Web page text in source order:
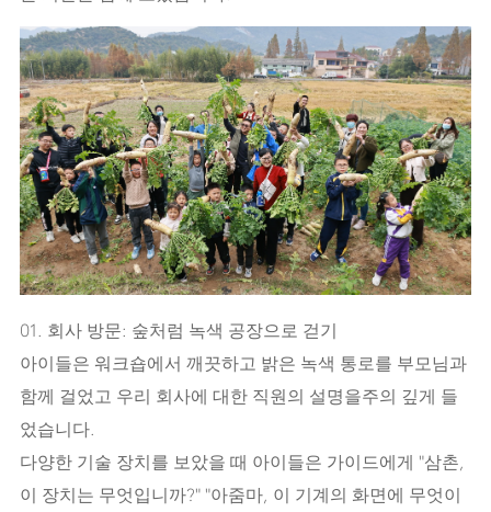
01. 회사 방문: 숲처럼 녹색 공장으로 걷기
아이들은 워크숍에서 깨끗하고 밝은 녹색 통로를 부모님과
함께 걸었고 우리 회사에 대한 직원의 설명을주의 깊게 들
었습니다.
다양한 기술 장치를 보았을 때 아이들은 가이드에게 "삼촌,
이 장치는 무엇입니까?" "아줌마, 이 기계의 화면에 무엇이